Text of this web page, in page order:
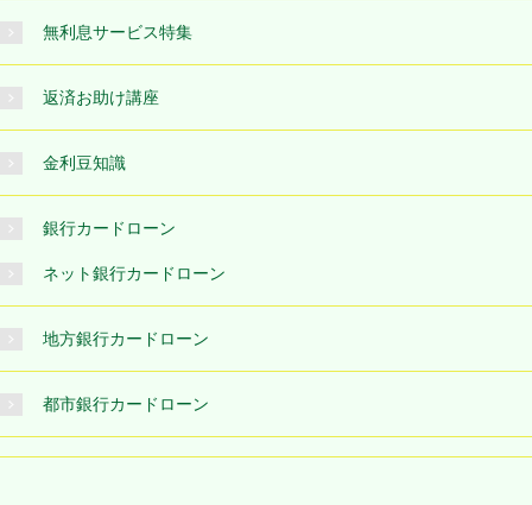
無利息サービス特集
返済お助け講座
金利豆知識
銀行カードローン
ネット銀行カードローン
地方銀行カードローン
都市銀行カードローン